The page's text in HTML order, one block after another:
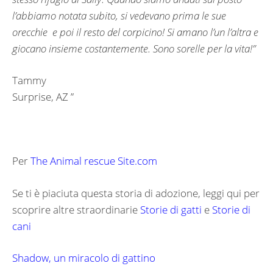
l’abbiamo notata subito, si vedevano prima le sue
orecchie e poi il resto del corpicino! Si amano l’un l’altra e
giocano insieme costantemente. Sono sorelle per la vita!”
Tammy
Surprise, AZ ”
PerThe Animal rescue Site.com
Se ti è piaciuta questa storia di adozione, leggi qui per
scoprire altre straordinarie Storie di gatti e Storie di
cani
Shadow, un miracolo di gattino